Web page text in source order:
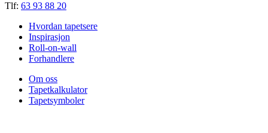
Tlf: 63 93 88 20
Hvordan tapetsere
Inspirasjon
Roll-on-wall
Forhandlere
Om oss
Tapetkalkulator
Tapetsymboler